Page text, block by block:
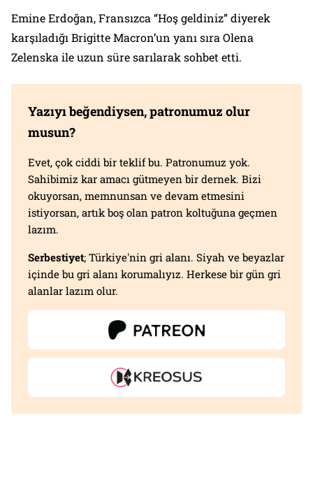
Emine Erdoğan, Fransızca “Hoş geldiniz” diyerek
karşıladığı Brigitte Macron’un yanı sıra Olena
Zelenska ile uzun süre sarılarak sohbet etti.
Yazıyı beğendiysen, patronumuz olur
musun?
Evet, çok ciddi bir teklif bu. Patronumuz yok.
Sahibimiz kar amacı gütmeyen bir dernek. Bizi
okuyorsan, memnunsan ve devam etmesini
istiyorsan, artık boş olan patron koltuğuna geçmen
lazım.
Serbestiyet; Türkiye'nin gri alanı. Siyah ve beyazlar
içinde bu gri alanı korumalıyız. Herkese bir gün gri
alanlar lazım olur.